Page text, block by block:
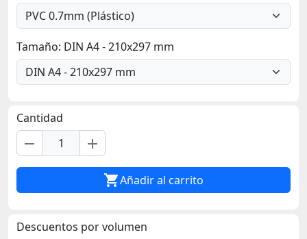
Tamaño: DIN A4 - 210x297 mm
Cantidad
remove add
Añadir al carrito
Descuentos por volumen